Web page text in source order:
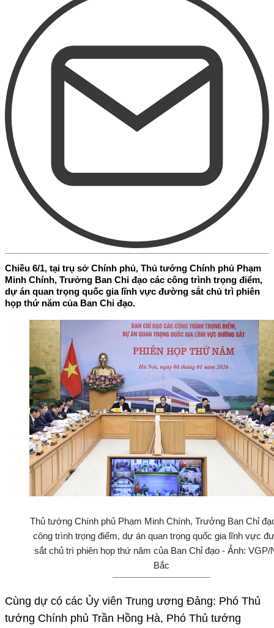
Chiều 6/1, tại trụ sở Chính phủ, Thủ tướng Chính phủ Phạm
Minh Chính, Trưởng Ban Chỉ đạo các công trình trọng điểm,
dự án quan trọng quốc gia lĩnh vực đường sắt chủ trì phiên
họp thứ năm của Ban Chỉ đạo.
Thủ tướng Chính phủ Phạm Minh Chính, Trưởng Ban Chỉ
công trình trọng điểm, dự án quan trọng quốc gia lĩnh vực
sắt chủ trì phiên họp thứ năm của Ban Chỉ đạo - Ảnh: VGP/
Bắc
Cùng dự có các Ủy viên Trung ương Đảng: Phó Thủ
tướng Chính phủ Trần Hồng Hà, Phó Thủ tướng